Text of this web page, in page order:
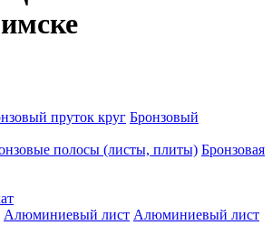
пруток круг Бронзовый
полосы (листы, плиты) Бронзовая
Алюминиевый лист Алюминиевый лист